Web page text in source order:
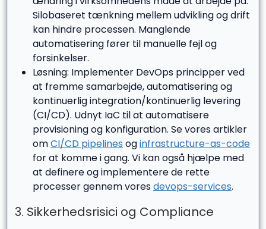
Silobaseret tænkning mellem udvikling og drift
kan hindre processen. Manglende
automatisering fører til manuelle fejl og
forsinkelser.
Løsning: Implementer DevOps principper ved
at fremme samarbejde, automatisering og
kontinuerlig integration/kontinuerlig levering
(CI/CD). Udnyt IaC til at automatisere
provisioning og konfiguration. Se vores artikler
omCI/CD pipelines oginfrastructure-as-code
for at komme i gang. Vi kan også hjælpe med
at definere og implementere de rette
processer gennem voresdevops-services.
3. Sikkerhedsrisici og Compliance